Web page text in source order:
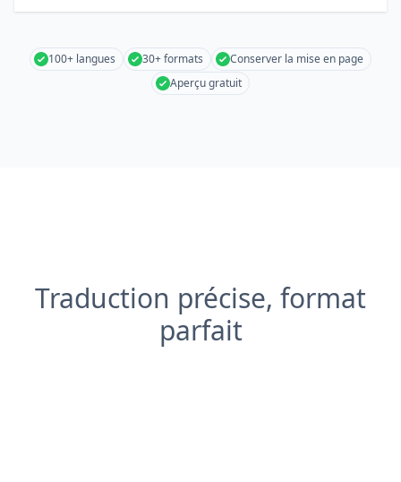
100+ langues 30+ formats
Conserver la mise en page
Aperçu gratuit
Traduction précise, format
parfait